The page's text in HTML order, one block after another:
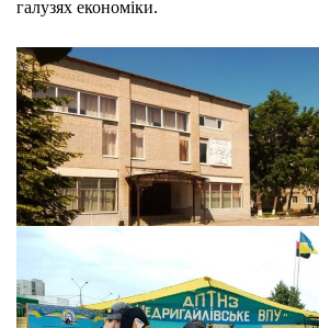
галузях економіки.